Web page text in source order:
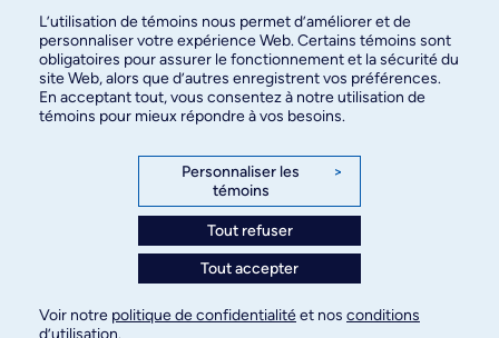
des relations publiques
3744, rue Jean-Brillant, bureau 490
Montréal (Québec) H3T 1P1
Paramètres des témoins
L’utilisation de témoins nous permet d’améliorer et de
personnaliser votre expérience Web. Certains témoins sont
obligatoires pour assurer le fonctionnement et la sécurité du
site Web, alors que d’autres enregistrent vos préférences.
En acceptant tout, vous consentez à notre utilisation de
témoins pour mieux répondre à vos besoins.
Personnaliser les
témoins
>
Tout refuser
Tout accepter
Voir notre politique de confidentialitéet nos conditions
d’utilisation.